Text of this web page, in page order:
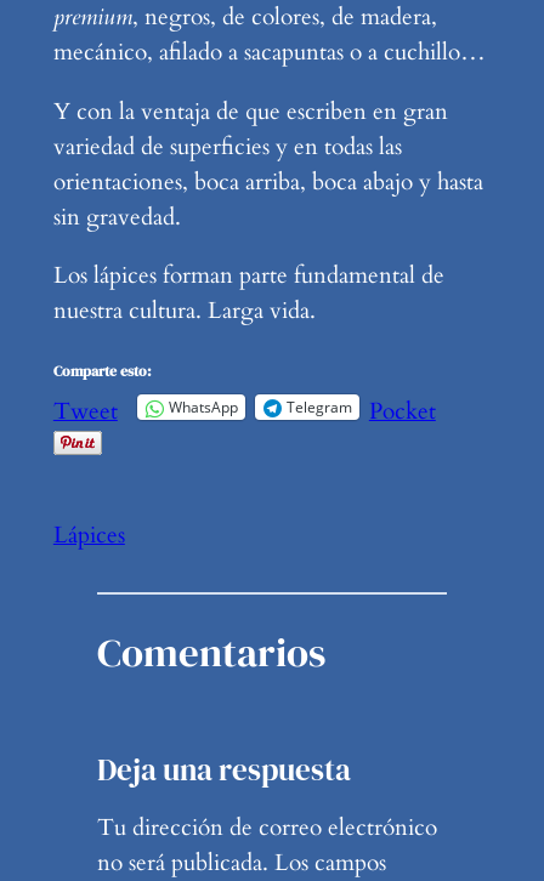
premium, negros, de colores, de madera,
mecánico, afilado a sacapuntas o a cuchillo…
Y con la ventaja de que escriben en gran
variedad de superficies y en todas las
orientaciones, boca arriba, boca abajo y hasta
sin gravedad.
Los lápices forman parte fundamental de
nuestra cultura. Larga vida.
Comparte esto:
Tweet WhatsApp Telegram Pocket
Lápices
Comentarios
Deja una respuesta
Tu dirección de correo electrónico
no será publicada. Los campos